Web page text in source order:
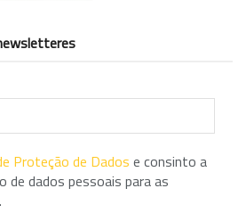
Proteção de Dados e consinto a
de dados pessoais para as
.